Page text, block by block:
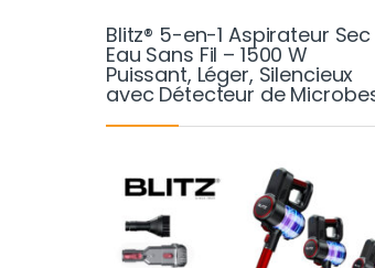
Blitz® 5-en-1 Aspirateur
Eau Sans Fil – 1500 W
Puissant, Léger, Silencieux
avec Détecteur de